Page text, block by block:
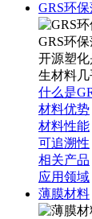
GRS环
GRS环
开源塑化
生材料
什么是
材料优势
材料性能
可追溯性
相关产品
应用领域
薄膜材料